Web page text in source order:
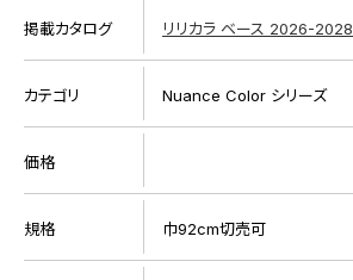
掲載カタログ リリカラ ベース 2026-2028
カテゴリ Nuance Color シリーズ
価格
規格 巾92cm切売可